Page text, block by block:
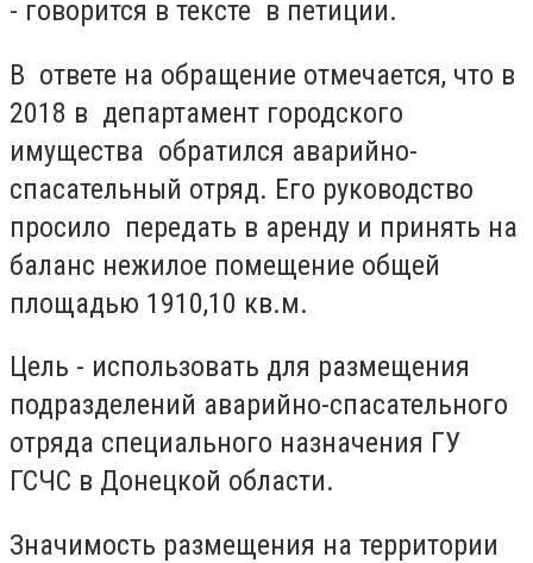
- говорится в тексте в петиции.
В ответе на обращение отмечается, что в
2018 в департамент городского
имущества обратился аварийно-
спасательный отряд. Его руководство
просило передать в аренду и принять на
баланс нежилое помещение общей
площадью 1910,10 кв.м.
Цель - использовать для размещения
подразделений аварийно-спасательного
отряда специального назначения ГУ
ГСЧС в Донецкой области.
Значимость размещения на территории